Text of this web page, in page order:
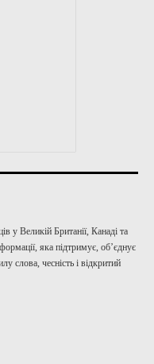
у Великій Британії, Канаді та
яка підтримує, об’єднує
слова, чесність і відкритий